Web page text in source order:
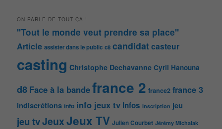
ON PARLE DE TOUT ÇA !
"Tout le monde veut prendre sa place"
Article assister dans le public c8 candidatcasteur
casting Christophe Dechavanne Cyril Hanouna
d8 Face à la bandefrance 2 france2 france 3
indiscrétions info info jeux tv Infos Inscription jeu
jeu tvJeuxJeux TV Julien Courbet Jérémy Michalak